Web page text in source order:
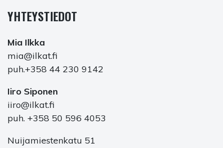
YHTEYSTIEDOT
Mia Ilkka
mia@ilkat.fi
puh.+358 44 230 9142
Iiro Siponen
iiro@ilkat.fi
puh. +358 50 596 4053
Nuijamiestenkatu 51